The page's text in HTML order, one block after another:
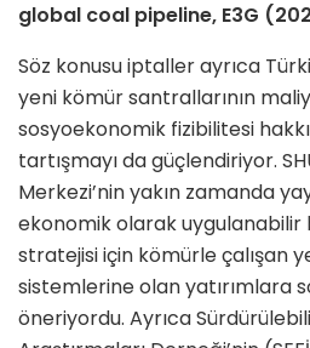
global coal pipeline, E3G
Söz konusu iptaller ayrıca
yeni kömür santrallarının
sosyoekonomik fizibilitesi
tartışmayı da güçlendiriyor.
Merkezi’nin yakın zamanda
ekonomik olarak uygulanabilir
stratejisi için kömürle çalışan
sistemlerine olan yatırımlara
öneriyordu. Ayrıca